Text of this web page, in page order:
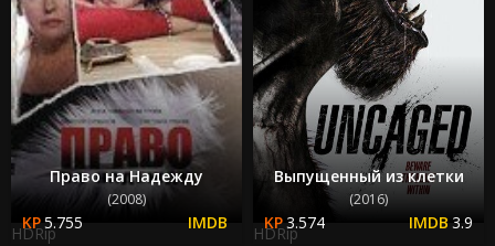
Право на Надежду
(2008)
5.755
HDRip
Выпущенный из клетки
(2016)
3.574 3.9
HDRip